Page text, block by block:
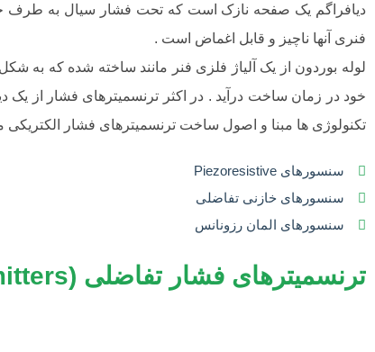
دیافراگم یک صفحه نازک است که تحت فشار سیال به طرف
فنری آنها ناچیز و قابل اغماض است .
لوله بوردون از یک آلیاژ فلزی فنر مانند ساخته شده که
خود در زمان ساخت درآید . در اکثر ترنسمیترهای فشار از یک
تکنولوژی ها مبنا و اصول ساخت ترنسمیترهای فشار الکتریکی
سنسورهای Piezoresistive
سنسورهای خازنی تفاضلی
سنسورهای المان رزونانس
ترنسمیترهای فشار تفاضلی (Differential Pressure Transmitters)